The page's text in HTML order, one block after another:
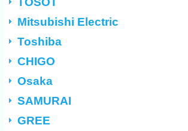
Mitsubishi Electric
Toshiba
CHIGO
Osaka
SAMURAI
GREE